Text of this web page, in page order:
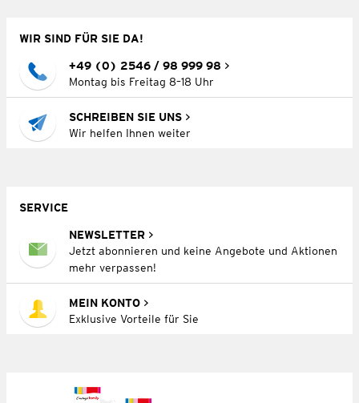
WIR SIND FÜR SIE DA!
+49 (0) 2546 / 98 999 98
Montag bis Freitag 8–18 Uhr
SCHREIBEN SIE UNS
Wir helfen Ihnen weiter
SERVICE
NEWSLETTER
Jetzt abonnieren und keine Angebote und Aktionen
mehr verpassen!
MEIN KONTO
Exklusive Vorteile für Sie